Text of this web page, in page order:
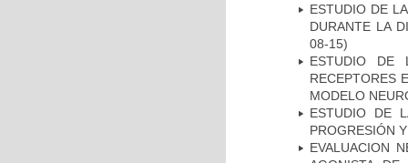
ESTUDIO DE
DURANTE LA
08-15)
ESTUDIO DE
RECEPTORES
MODELO
ESTUDIO DE
PROGRESIÓN
EVALUACION